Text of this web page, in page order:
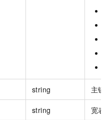
string 主键
string 宽表